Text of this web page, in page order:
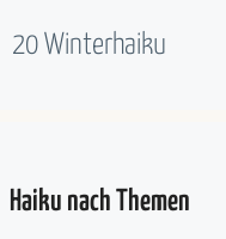
20 Winterhaiku
Haiku nach Themen